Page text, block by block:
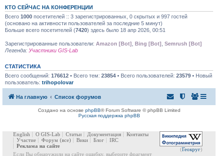
КТО СЕЙЧАС НА КОНФЕРЕНЦИИ
Всего 1000 посетителей :: 3 зарегистрированных, 0 скрытых и 997 гостей
(основано на активности пользователей за последние 5 минут)
Больше всего посетителей (7420) здесь было 18 апр 2026, 00:51
Зарегистрированные пользователи: Amazon [Bot] Bing [Bot] Semrush [Bot]
Легенда: Участники GIS-Lab
СТАТИСТИКА
Всего сообщений: 176612 • Всего тем: 23854 • Всего пользователей: 23579 • Новый
пользователь: trihopolovar
На главную Список форумов
Создано на основе phpBB® Forum Software © phpBB Limited
Русская поддержка phpBB
(Геокруг)
English О GIS-Lab Статьи Документация
Контакты
Участие
Форум (все) Вики Блог
IRC
Реклама на сайте
Если Вы обнаружили на сайте ошибку, выберите фрагмент